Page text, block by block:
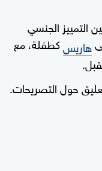
التمييز الجنسي
هاريسكطفلة، مع
حول التصريحات.